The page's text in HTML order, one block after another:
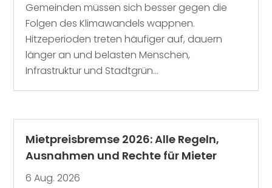
Gemeinden müssen sich besser gegen die
Folgen des Klimawandels wappnen.
Hitzeperioden treten häufiger auf, dauern
länger an und belasten Menschen,
Infrastruktur und Stadtgrün...
Mietpreisbremse 2026: Alle Regeln,
Ausnahmen und Rechte für Mieter
6 Aug. 2026